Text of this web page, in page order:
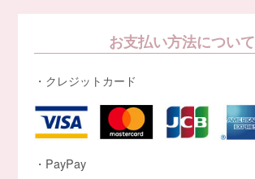
お支払い方法について
・クレジットカード
・PayPay